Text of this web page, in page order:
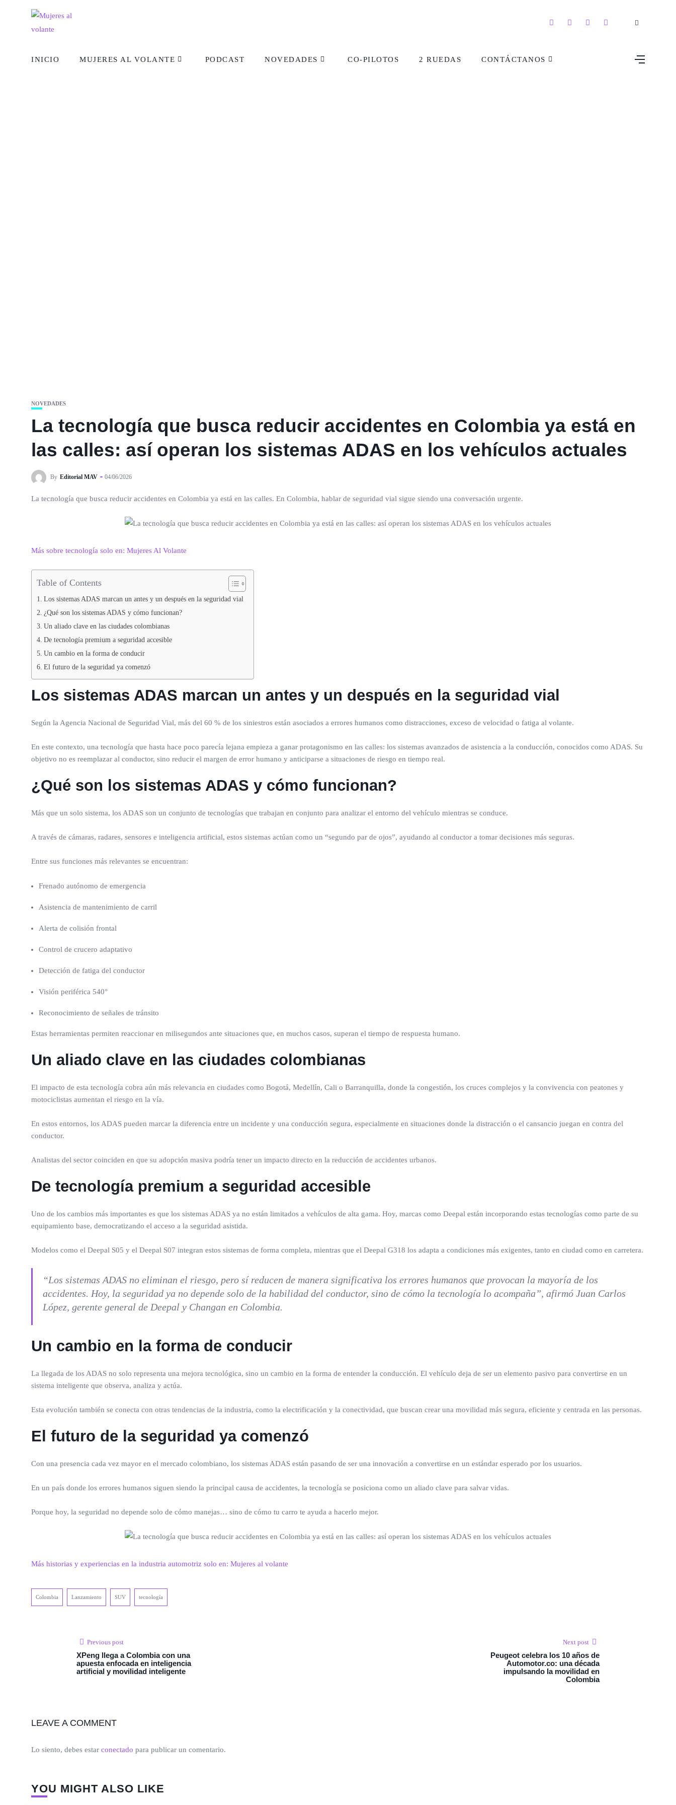
INICIO MUJERES AL VOLANTE PODCAST NOVEDADES CO-PILOTOS 2 RUEDAS CONTÁCTANOS
NOVEDADES
La tecnología que busca reducir accidentes en Colombia ya está en
las calles: así operan los sistemas ADAS en los vehículos actuales
By Editorial MAV 04/06/2026
La tecnología que busca reducir accidentes en Colombia ya está en las calles. En Colombia, hablar de seguridad vial sigue siendo una conversación urgente.
Más sobre tecnología solo en: Mujeres Al Volante
Table of Contents
Los sistemas ADAS marcan un antes y un después en la seguridad vial
¿Qué son los sistemas ADAS y cómo funcionan?
Un aliado clave en las ciudades colombianas
De tecnología premium a seguridad accesible
Un cambio en la forma de conducir
El futuro de la seguridad ya comenzó
Los sistemas ADAS marcan un antes y un después en la seguridad vial
Según la Agencia Nacional de Seguridad Vial, más del 60 % de los siniestros están asociados a errores humanos como distracciones, exceso de velocidad o fatiga al volante.
En este contexto, una tecnología que hasta hace poco parecía lejana empieza a ganar protagonismo en las calles: los sistemas avanzados de asistencia a la conducción, conocidos como ADAS. Su
objetivo no es reemplazar al conductor, sino reducir el margen de error humano y anticiparse a situaciones de riesgo en tiempo real.
¿Qué son los sistemas ADAS y cómo funcionan?
Más que un solo sistema, los ADAS son un conjunto de tecnologías que trabajan en conjunto para analizar el entorno del vehículo mientras se conduce.
A través de cámaras, radares, sensores e inteligencia artificial, estos sistemas actúan como un “segundo par de ojos”, ayudando al conductor a tomar decisiones más seguras.
Entre sus funciones más relevantes se encuentran:
Frenado autónomo de emergencia
Asistencia de mantenimiento de carril
Alerta de colisión frontal
Control de crucero adaptativo
Detección de fatiga del conductor
Visión periférica 540°
Reconocimiento de señales de tránsito
Estas herramientas permiten reaccionar en milisegundos ante situaciones que, en muchos casos, superan el tiempo de respuesta humano.
Un aliado clave en las ciudades colombianas
El impacto de esta tecnología cobra aún más relevancia en ciudades como Bogotá, Medellín, Cali o Barranquilla, donde la congestión, los cruces complejos y la convivencia con peatones y
motociclistas aumentan el riesgo en la vía.
En estos entornos, los ADAS pueden marcar la diferencia entre un incidente y una conducción segura, especialmente en situaciones donde la distracción o el cansancio juegan en contra del
conductor.
Analistas del sector coinciden en que su adopción masiva podría tener un impacto directo en la reducción de accidentes urbanos.
De tecnología premium a seguridad accesible
Uno de los cambios más importantes es que los sistemas ADAS ya no están limitados a vehículos de alta gama. Hoy, marcas como Deepal están incorporando estas tecnologías como parte de su
equipamiento base, democratizando el acceso a la seguridad asistida.
Modelos como el Deepal S05 y el Deepal S07 integran estos sistemas de forma completa, mientras que el Deepal G318 los adapta a condiciones más exigentes, tanto en ciudad como en carretera.
“Los sistemas ADAS no eliminan el riesgo, pero sí reducen de manera significativa los errores humanos que provocan la mayoría de los
accidentes. Hoy, la seguridad ya no depende solo de la habilidad del conductor, sino de cómo la tecnología lo acompaña”, afirmó Juan Carlos
López, gerente general de Deepal y Changan en Colombia.
Un cambio en la forma de conducir
La llegada de los ADAS no solo representa una mejora tecnológica, sino un cambio en la forma de entender la conducción. El vehículo deja de ser un elemento pasivo para convertirse en un
sistema inteligente que observa, analiza y actúa.
Esta evolución también se conecta con otras tendencias de la industria, como la electrificación y la conectividad, que buscan crear una movilidad más segura, eficiente y centrada en las personas.
El futuro de la seguridad ya comenzó
Con una presencia cada vez mayor en el mercado colombiano, los sistemas ADAS están pasando de ser una innovación a convertirse en un estándar esperado por los usuarios.
En un país donde los errores humanos siguen siendo la principal causa de accidentes, la tecnología se posiciona como un aliado clave para salvar vidas.
Porque hoy, la seguridad no depende solo de cómo manejas… sino de cómo tu carro te ayuda a hacerlo mejor.
Más historias y experiencias en la industria automotriz solo en: Mujeres al volante
Colombia Lanzamiento SUV tecnología
Previous post
XPeng llega a Colombia con una
apuesta enfocada en inteligencia
artificial y movilidad inteligente
Next post
Peugeot celebra los 10 años de
Automotor.co: una década
impulsando la movilidad en
Colombia
LEAVE A COMMENT
Lo siento, debes estar conectado para publicar un comentario.
YOU MIGHT ALSO LIKE